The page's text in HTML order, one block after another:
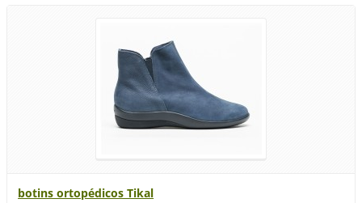
botins ortopédicos Tikal